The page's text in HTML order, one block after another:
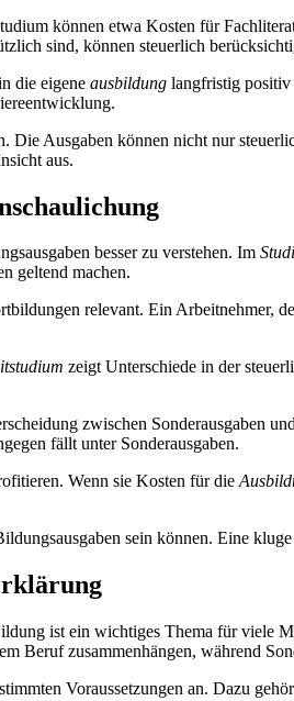
können etwa Kosten für
sind, können steuerlich
die eigene ausbildung langfristig positiv
Die Ausgaben können nicht nur
aus.
besser zu verstehen. Im
geltend machen.
relevant. Ein Arbeitnehmer,
zeigt Unterschiede in der
zwischen Sonderausgaben
fällt unter Sonderausgaben.
Wenn sie Kosten für die
sein können. Eine
ist ein wichtiges Thema für viele
Beruf zusammenhängen, während
Voraussetzungen an. Dazu